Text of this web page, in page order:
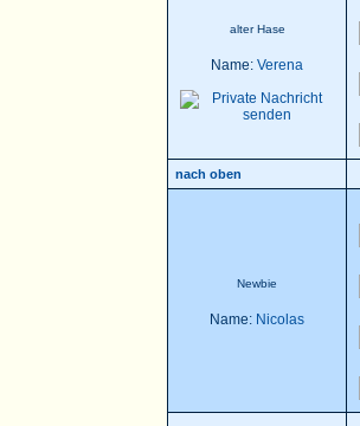
alter Hase
Name: Verena
nach oben
Newbie
Name: Nicolas